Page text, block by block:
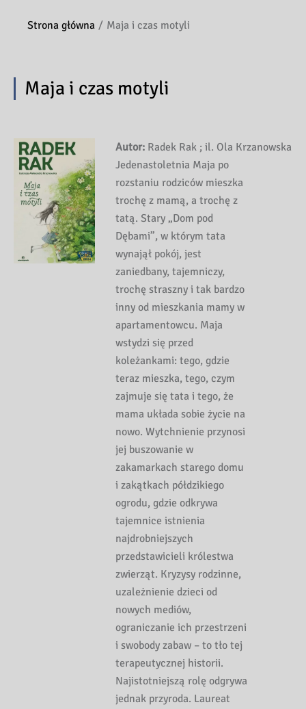
Strona główna Maja i czas motyli
Maja i czas motyli
Autor: Radek Rak ; il. Ola Krzanowska
Jedenastoletnia Maja po
rozstaniu rodziców mieszka
trochę z mamą, a trochę z
tatą. Stary „Dom pod
Dębami”, w którym tata
wynajął pokój, jest
zaniedbany, tajemniczy,
trochę straszny i tak bardzo
inny od mieszkania mamy w
apartamentowcu. Maja
wstydzi się przed
koleżankami: tego, gdzie
teraz mieszka, tego, czym
zajmuje się tata i tego, że
mama układa sobie życie na
nowo. Wytchnienie przynosi
jej buszowanie w
zakamarkach starego domu
i zakątkach półdzikiego
ogrodu, gdzie odkrywa
tajemnice istnienia
najdrobniejszych
przedstawicieli królestwa
zwierząt. Kryzysy rodzinne,
uzależnienie dzieci od
nowych mediów,
ograniczanie ich przestrzeni
i swobody zabaw – to tło tej
terapeutycznej historii.
Najistotniejszą rolę odgrywa
jednak przyroda. Laureat